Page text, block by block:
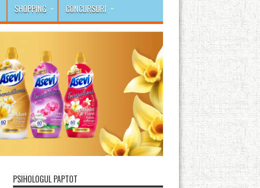
SHOPPING CONCURSURI
PSIHOLOGUL PAPTOT